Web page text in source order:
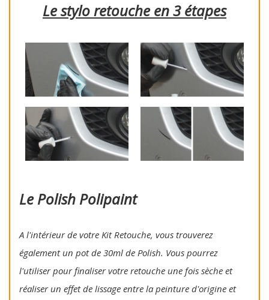
Le stylo retouche en 3 étapes
Le Polish Polipaint
A l'intérieur de votre Kit Retouche, vous trouverez
également un pot de 30ml de Polish. Vous pourrez
l'utiliser pour finaliser votre retouche une fois sèche et
réaliser un effet de lissage entre la peinture d'origine et